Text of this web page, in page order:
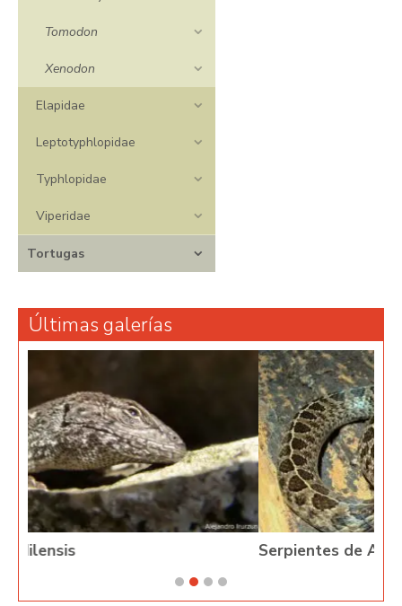
Tomodon
Xenodon
Elapidae
Leptotyphlopidae
Typhlopidae
Viperidae
Tortugas
Últimas galerías
Serpientes de Argentina